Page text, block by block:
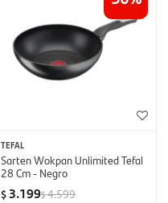
TEFAL
Sarten Wokpan Unlimited Tefal
28 Cm - Negro
$ 3.199$4.599